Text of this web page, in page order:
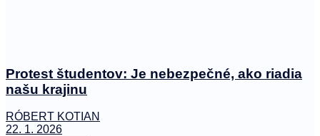
Protest študentov: Je nebezpečné, ako riadia
našu krajinu
RÓBERT KOTIAN
22. 1. 2026